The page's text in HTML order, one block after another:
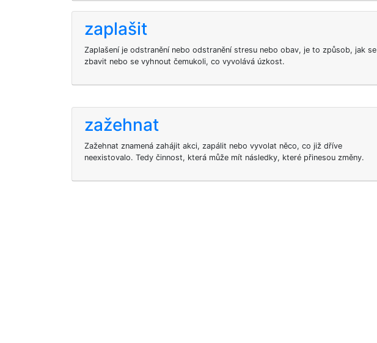
zaplašit
Zaplašení je odstranění nebo odstranění stresu nebo obav, je to způsob, jak se
zbavit nebo se vyhnout čemukoli, co vyvolává úzkost.
zažehnat
Zažehnat znamená zahájit akci, zapálit nebo vyvolat něco, co již dříve
neexistovalo. Tedy činnost, která může mít následky, které přinesou změny.